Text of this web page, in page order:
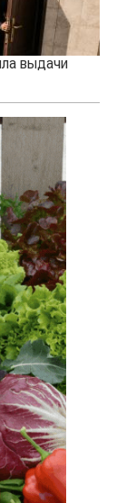
выдачи